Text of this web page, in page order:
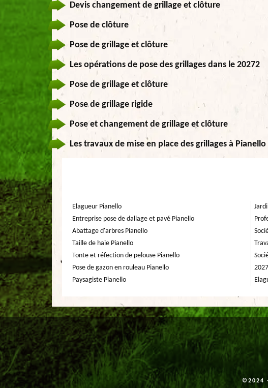
Devis changement de grillage et clôture
Pose de clôture
Pose de grillage et clôture
Les opérations de pose des grillages dans le 20272
Pose de grillage et clôture
Pose de grillage rigide
Pose et changement de grillage et clôture
Les travaux de mise en place des grillages à
Elagueur Pianello
Entreprise pose de dallage et pavé Pianello
Abattage d'arbres Pianello
Taille de haie Pianello
Tonte et réfection de pelouse Pianello
Pose de gazon en rouleau Pianello
Paysagiste Pianello
©2024 -